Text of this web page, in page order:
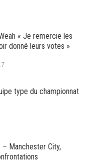
« Je remercie les
donné leurs votes »
type du championnat
– Manchester City,